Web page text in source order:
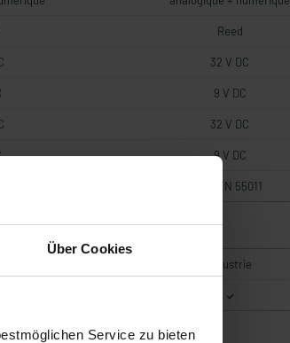
Über Cookies
Service zu bieten
Reed
32 V DC
9 V DC
32 V DC
9 V DC
DIN EN 55011
Industrie